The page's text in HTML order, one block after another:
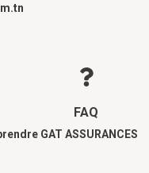
FAQ
GAT ASSURANCES